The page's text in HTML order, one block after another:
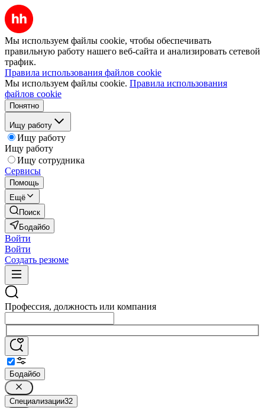
Мы используем файлы cookie, чтобы обеспечивать
правильную работу нашего веб-сайта и анализировать сетевой
трафик.
Правила использования файлов cookie
Мы используем файлы cookie. Правила использования
файлов cookie
Понятно
Ищу работу
Ищу работу
Ищу работу
Ищу сотрудника
Сервисы
Помощь
Ещё
Поиск
Бодайбо
Войти
Войти
Создать резюме
Профессия, должность или компания
Бодайбо
Специализации32